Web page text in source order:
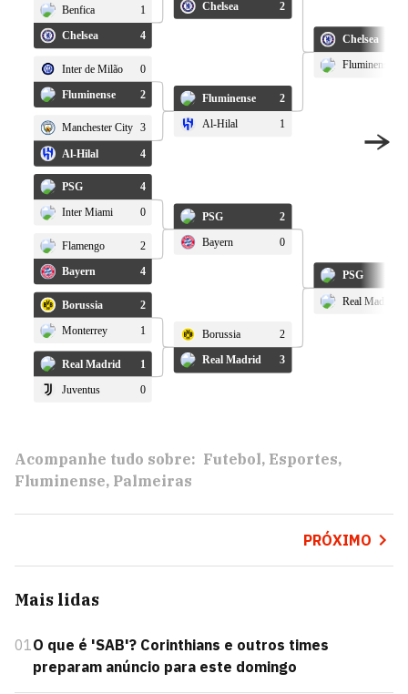
Acompanhe tudo sobre: Futebol Esportes
Fluminense Palmeiras
PRÓXIMO
Mais lidas
01O que é 'SAB'? Corinthians e outros times
preparam anúncio para este domingo